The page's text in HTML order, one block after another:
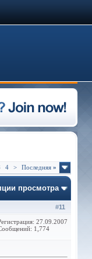
4 > Последняя »
просмотра
#11
27.09.2007
1,774